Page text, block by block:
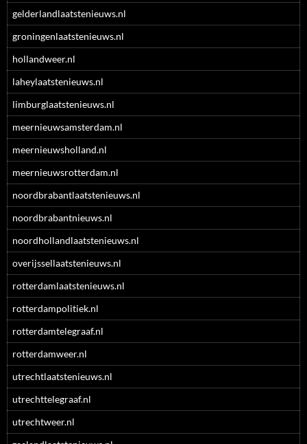
gelderlandlaatstenieuws.nl
groningenlaatstenieuws.nl
hollandweer.nl
laheylaatstenieuws.nl
limburglaatstenieuws.nl
meernieuwsamsterdam.nl
meernieuwsholland.nl
meernieuwsrotterdam.nl
noordbrabantlaatstenieuws.nl
noordbrabantnieuws.nl
noordhollandlaatstenieuws.nl
overijssellaatstenieuws.nl
rotterdamlaatstenieuws.nl
rotterdampolitiek.nl
rotterdamtelegraaf.nl
rotterdamweer.nl
utrechtlaatstenieuws.nl
utrechttelegraaf.nl
utrechtweer.nl